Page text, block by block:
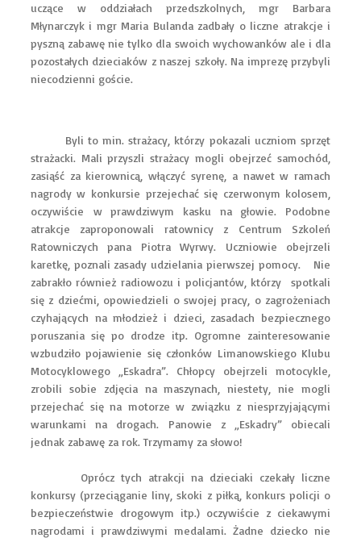
uczące w oddziałach przedszkolnych, mgr Barbara
Młynarczyk i mgr Maria Bulanda zadbały o liczne atrakcje i
pyszną zabawę nie tylko dla swoich wychowanków ale i dla
pozostałych dzieciaków z naszej szkoły. Na imprezę przybyli
niecodzienni goście.
Byli to min. strażacy, którzy pokazali uczniom sprzęt
strażacki. Mali przyszli strażacy mogli obejrzeć samochód,
zasiąść za kierownicą, włączyć syrenę, a nawet w ramach
nagrody w konkursie przejechać się czerwonym kolosem,
oczywiście w prawdziwym kasku na głowie. Podobne
atrakcje zaproponowali ratownicy z Centrum Szkoleń
Ratowniczych pana Piotra Wyrwy. Uczniowie obejrzeli
karetkę, poznali zasady udzielania pierwszej pomocy. Nie
zabrakło również radiowozu i policjantów, którzy spotkali
się z dziećmi, opowiedzieli o swojej pracy, o zagrożeniach
czyhających na młodzież i dzieci, zasadach bezpiecznego
poruszania się po drodze itp. Ogromne zainteresowanie
wzbudziło pojawienie się członków Limanowskiego Klubu
Motocyklowego „Eskadra”. Chłopcy obejrzeli motocykle,
zrobili sobie zdjęcia na maszynach, niestety, nie mogli
przejechać się na motorze w związku z niesprzyjającymi
warunkami na drogach. Panowie z „Eskadry” obiecali
jednak zabawę za rok. Trzymamy za słowo!
Oprócz tych atrakcji na dzieciaki czekały liczne
konkursy (przeciąganie liny, skoki z piłką, konkurs policji o
bezpieczeństwie drogowym itp.) oczywiście z ciekawymi
nagrodami i prawdziwymi medalami. Żadne dziecko nie